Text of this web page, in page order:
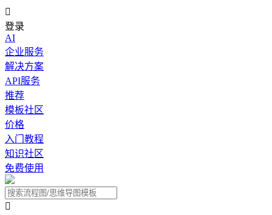

登录
AI
企业服务
解决方案
API服务
推荐
模板社区
价格
入门教程
知识社区
免费使用
